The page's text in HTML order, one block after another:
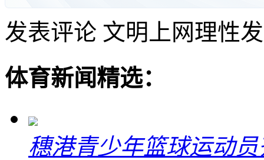
发表评论 文明上网理性
体育新闻精选：
穗港青少年篮球运动